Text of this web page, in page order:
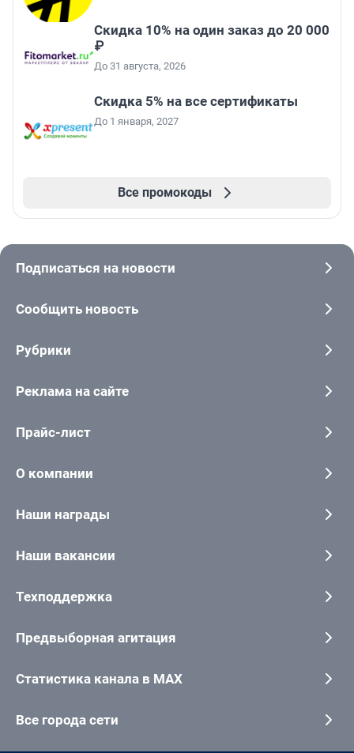
Скидка 10% на один заказ до 20 000
₽
До 31 августа, 2026
Скидка 5% на все сертификаты
До 1 января, 2027
Все промокоды